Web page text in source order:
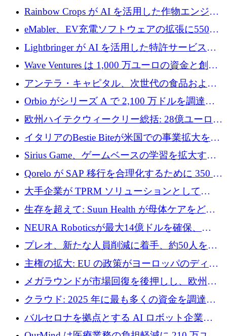
人マッチングを拡大するために 100 万ユーロ
Rainbow Crops が AI を活用した作物エンジニ
アリングを拡張するために 970 万ユーロを調
eMabler、EV充電ソフトウェアの拡張に550万
ユーロを確保
Lightbringer が AI を活用した特許サービスを
拡大するために 1,000 万ドルを調達
Wave Ventures は 1,000 万ユーロの資金と創設
者補助金で 10 周年を迎える
アンテラ・キャピタル、次世代の食品および
アグリテクノロジーのイノベーションを支援
に到達
Orbio がシリーズ A で 2,100 万ドルを調達、
AI 労働力管理を世界の最前線の労働者に提供
欧州ハイテクウィークリー総括: 28億ユーロの
取引と5月のハイライト
イタリアのBestie Biteが米国での事業拡大を加
速するために150万ユーロを調達
Sirius Game、ゲームベースの学習を拡大する
ために 130 万ユーロの資金調達を完了
Qorelo が SAP 移行を合理化するために 350 万
ドルを調達
大手企業が TPRM ソリューションとして
Vanta を選択する理由
生存を超えて: Suun Health が母体ケアをどの
ように再考しているか
NEURA Roboticsが最大14億ドルを確保、
Bending Spoonsが米国IPOを申請、英国首相が
4億ポンドのチップ計画を発表
プレオ、新たな人員削減に着手、約50人を解
雇
主権の拡大: EU の政策がヨーロッパのディー
プテック戦略をどのように再構築しているか
メガラウンドが市場回復を後押しし、欧州の
ハイテク資金調達は5月に105億ユーロに回復
クラウド: 2025 年に最も多くの資金を調達し
た 10 社
バルセロナを拠点とする AI ロボット企業
Theker が 8,500 万ドルを調達